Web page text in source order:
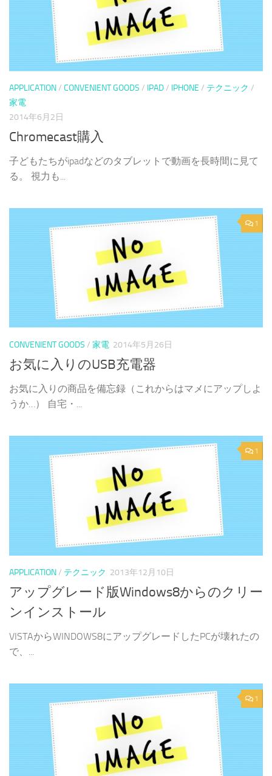
APPLICATION/ CONVENIENT GOODS / IPAD/ IPHONE / テクニック /
家電
2014年6月2日
Chromecast購入
子どもたちがipadなどのタブレットで動画を長時間に見て
る。 視力も...
1
CONVENIENT GOODS / 家電 2014年5月26日
お気に入りのUSB充電器
お気に入りの商品を備忘録（これからはマメにアップしよ
うか…） 自宅・...
1
APPLICATION/ テクニック 2013年12月10日
アップグレード版Windows8からのクリー
ンインストール
VISTAからWINDOWS8にアップグレードしたPCが壊れたの
で、...
1